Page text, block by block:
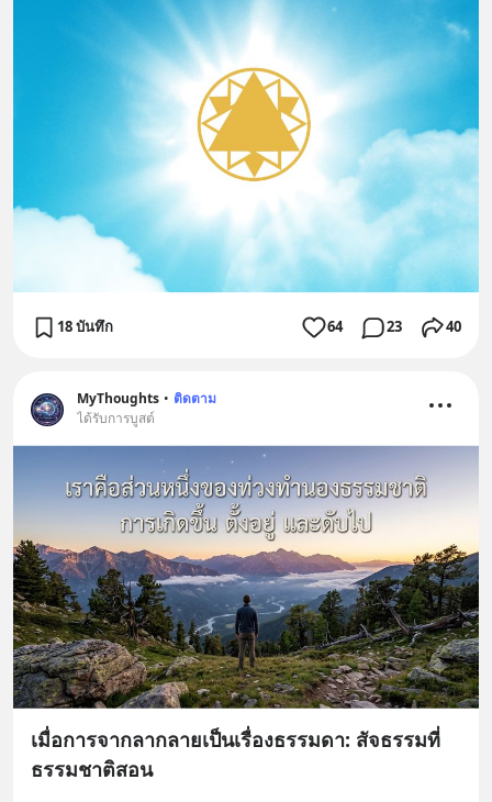
18 บันทึก 64 23 40
MyThoughts • ติดตาม
ได้รับการบูสต์
เมื่อการจากลากลายเป็นเรื่องธรรมดา: สัจธรรมที่
ธรรมชาติสอน